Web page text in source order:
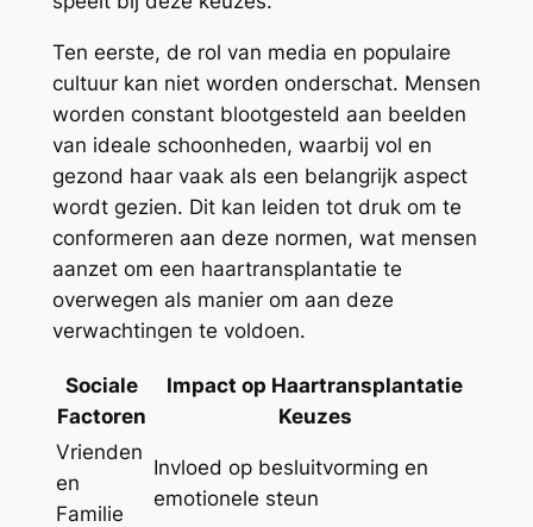
Ten eerste, de rol van media en populaire
cultuur kan niet worden onderschat. Mensen
worden constant blootgesteld aan beelden
van ideale schoonheden, waarbij vol en
gezond haar vaak als een belangrijk aspect
wordt gezien. Dit kan leiden tot druk om te
conformeren aan deze normen, wat mensen
aanzet om een haartransplantatie te
overwegen als manier om aan deze
verwachtingen te voldoen.
Sociale
Factoren
Impact op Haartransplantatie
Keuzes
Vrienden
en
Familie
Invloed op besluitvorming en
emotionele steun